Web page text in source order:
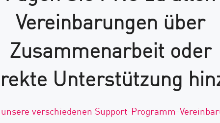
Vereinbarungen über
Zusammenarbeit oder
Unterstützung
verschiedenen Support-Programm-